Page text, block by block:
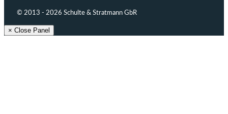
© 2013 - 2026 Schulte & Stratmann GbR
× Close Panel